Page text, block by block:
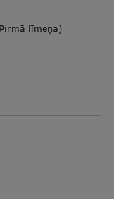
līmeņa)